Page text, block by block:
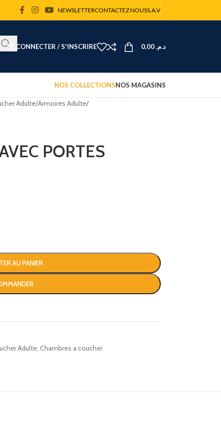
NEWSLETTERCONTACTEZ NOUSS.A.V
SE CONNECTER / S'INSCRIRE د.م.
NOS COLLECTIONSNOS MAGASINS
Adulte/Armoires Adulte/
PORTES
AU PANIER
Adulte, Chambres a coucher